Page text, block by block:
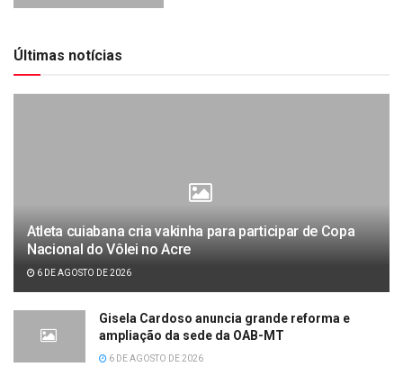
Últimas notícias
Atleta cuiabana cria vakinha para participar de Copa
Nacional do Vôlei no Acre
6 DE AGOSTO DE 2026
Gisela Cardoso anuncia grande reforma e
ampliação da sede da OAB-MT
6 DE AGOSTO DE 2026